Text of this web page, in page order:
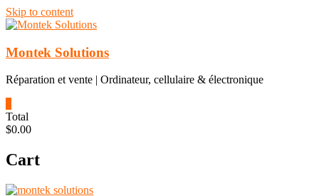
Skip to content
Montek Solutions
Réparation et vente | Ordinateur, cellulaire & électronique
Total
$0.00
Cart